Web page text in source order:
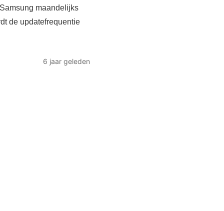
maandelijks
de updatefrequentie
6 jaar geleden